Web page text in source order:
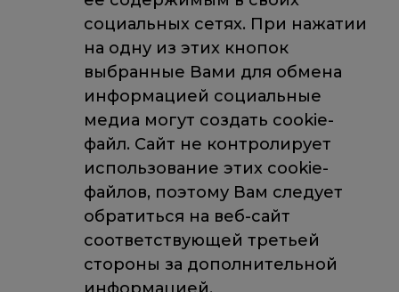
социальных сетях. При нажатии
на одну из этих кнопок
выбранные Вами для обмена
информацией социальные
медиа могут создать cookie-
файл. Сайт не контролирует
использование этих cookie-
файлов, поэтому Вам следует
обратиться на веб-сайт
соответствующей третьей
стороны за дополнительной